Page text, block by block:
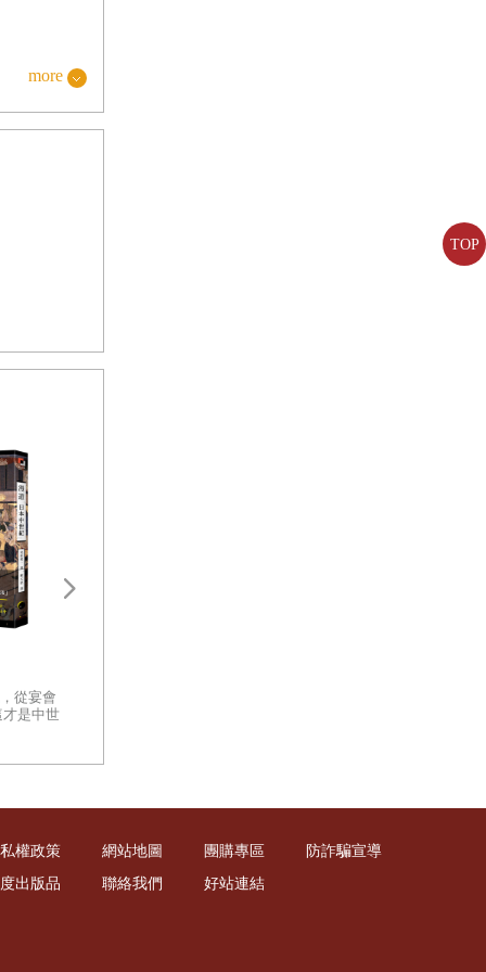
TOP
more
從宴會
是中世
權政策 網站地圖 團購專區
防詐騙宣導
出版品 聯絡我們 好站連結